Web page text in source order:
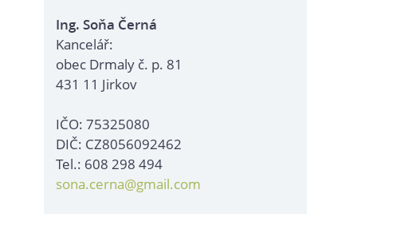
Ing. Soňa Černá
Kancelář:
obec Drmaly č. p. 81
431 11 Jirkov
IČO: 75325080
DIČ: CZ8056092462
Tel.: 608 298 494
sona.cerna@gmail.com